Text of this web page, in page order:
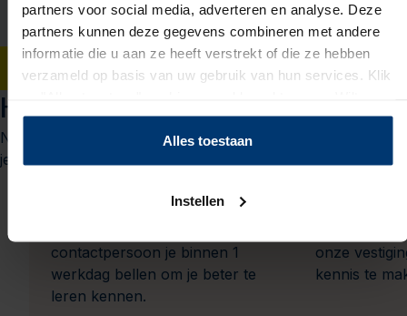
partners voor social media, adverteren en analyse. Deze
partners kunnen deze gegevens combineren met andere
informatie die u aan ze heeft verstrekt of die ze hebben
verzameld op basis van uw gebruik van hun services. Klik
liever geen cookies, klik dan op "instellen". Op onze
kunt u meer lezen over onze cookies.
Alles toestaan
Instellen
via WhatsApp. Toestemming voor WhatsApp kan ik intrekken bij mijn
vestiging. Ik accepteer hetprivacy statement.
Solliciteren
Het sollicitatieproces
Nieuwsgierig naar wat je kunt verwachten? We leggen het
je graag uit.
Je solliciteert
contactpersoon je binnen 1
werkdag bellen om je beter te
leren kennen.
onze
kennis te